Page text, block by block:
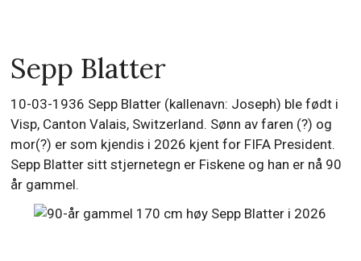
Sepp Blatter
10-03-1936 Sepp Blatter (kallenavn: Joseph) ble født i
Visp, Canton Valais, Switzerland. Sønn av faren (?) og
mor(?) er som kjendis i 2026 kjent for FIFA President.
Sepp Blatter sitt stjernetegn er Fiskene og han er nå 90
år gammel.